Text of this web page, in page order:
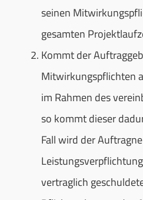
seinen
gesamten
Kommt der
Mitwirkungspflichten
im Rahmen des
so kommt dieser
Fall wird der
vertraglich